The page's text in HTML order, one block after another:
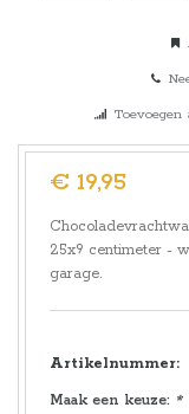
€ 19,95
25x9 centimeter -
garage.
Artikelnummer:
Maak een keuze: *